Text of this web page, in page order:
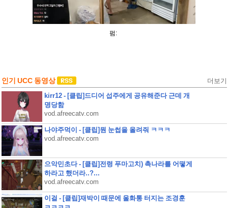
펌:
인기 UCC 동영상 더보기
kirr12 - [클립]드디어 섭주에게 공유해준다 근데 개
명당함
vod.afreecatv.com
나야주먹이 - [클립]뭔 눈썹을 올려줘 ㅋㅋㅋ
vod.afreecatv.com
으악민초다 - [클립]전령 푸마고치) 촉나라를 어떻게
하라고 했더라..?...
vod.afreecatv.com
이걸 - [클립]재박이 때문에 울화통 터지는 조경훈